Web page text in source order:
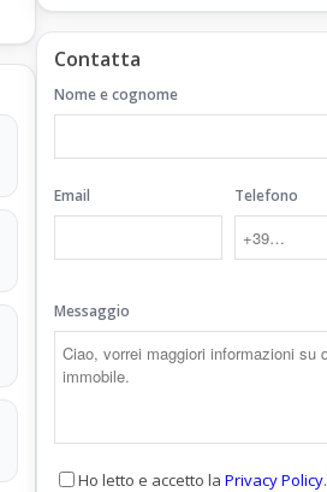
Contatta
Nome e cognome
Email Telefono
Messaggio
Ho letto e accetto la Privacy Policy.